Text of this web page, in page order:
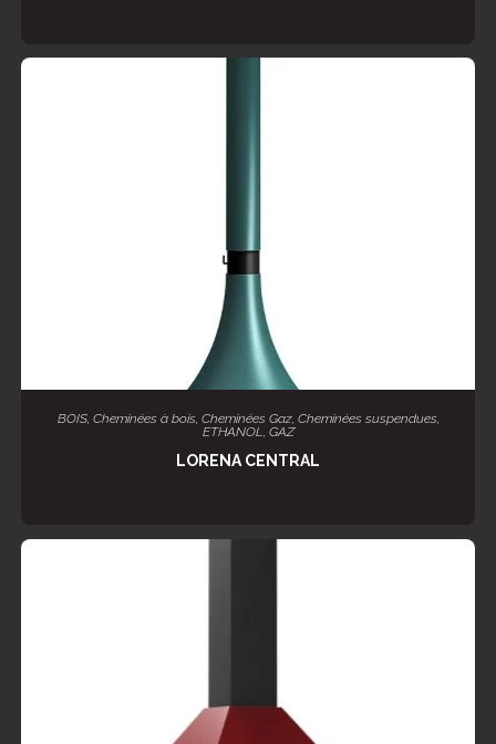
LIRE LA SUITE
BOIS, Cheminées à bois, Cheminées Gaz, Cheminées suspendues,
ETHANOL, GAZ
LORENA CENTRAL